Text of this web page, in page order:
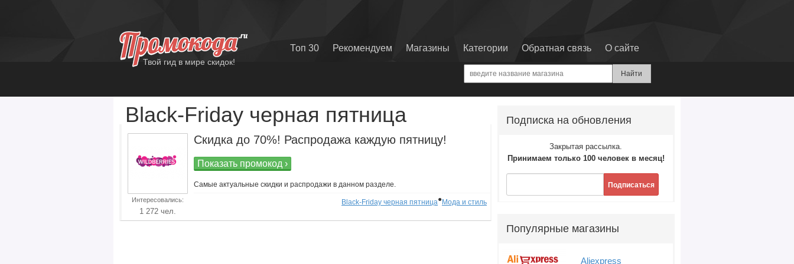
Твой гид в мире скидок!
Топ 30 Рекомендуем Магазины Категории Обратная связь О сайте
Black-Friday черная пятница
Все Купоны
«Wildberries»
Интересовались:
1 272 чел.
Скидка до 70%! Распродажа каждую пятницу!
Показать промокод ›
Самые актуальные скидки и распродажи в данном разделе.
Black-Friday черная пятница●Мода и стиль
Подписка на обновления
Закрытая рассылка.
Принимаем только 100 человек в месяц!
Подписаться
Популярные магазины
Aliexpress